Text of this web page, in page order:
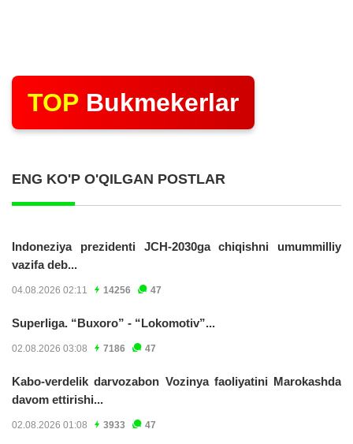
TOP Bukmekerlar
ENG KO'P O'QILGAN POSTLAR
Indoneziya prezidenti JCH-2030ga chiqishni umummilliy
vazifa deb...
04.08.2026 02:11 14256 47
Superliga. “Buxoro” - “Lokomotiv”...
02.08.2026 03:08 7186 47
Kabo-verdelik darvozabon Vozinya faoliyatini Marokashda
davom ettirishi...
02.08.2026 01:08 3933 47